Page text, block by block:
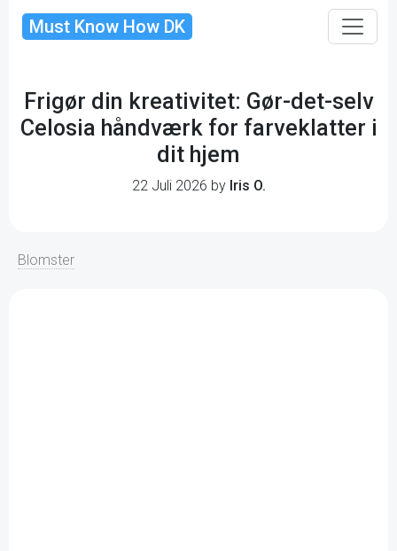
Must Know How DK
Frigør din kreativitet: Gør-det-selv
Celosia håndværk for farveklatter i
dit hjem
22 Juli 2026 by Iris O.
Blomster